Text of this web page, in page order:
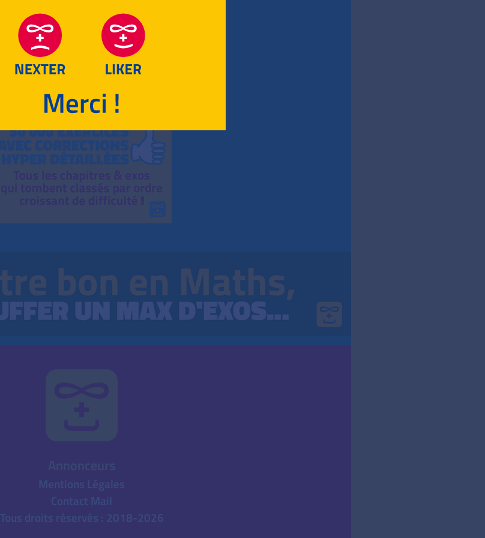
RETOUR
Mentions Légales
Contact Mail
Tous droits réservés : 2018-2026